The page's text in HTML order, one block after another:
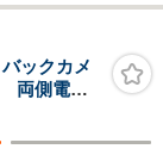
ックカメ
両側電動
ュージ
ビ&TV